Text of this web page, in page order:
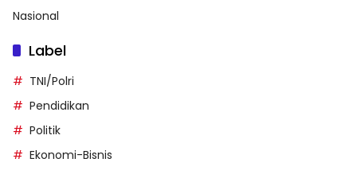
Nasional
Label
TNI/Polri
Pendidikan
Politik
Ekonomi-Bisnis